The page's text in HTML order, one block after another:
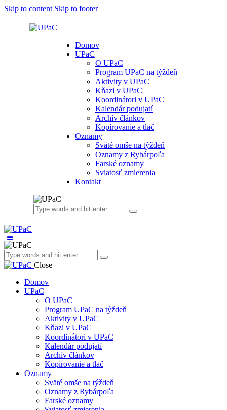
Skip to content Skip to footer
Domov
UPaC
O UPaC
Program UPaC na týždeň
Aktivity v UPaC
Kňazi v UPaC
Koordinátori v UPaC
Kalendár podujatí
Archív článkov
Kopírovanie a tlač
Oznamy
Sväté omše na týždeň
Oznamy z Rybárpoľa
Farské oznamy
Sviatosť zmierenia
Kontakt
Close
Domov
UPaC
O UPaC
Program UPaC na týždeň
Aktivity v UPaC
Kňazi v UPaC
Koordinátori v UPaC
Kalendár podujatí
Archív článkov
Kopírovanie a tlač
Oznamy
Sväté omše na týždeň
Oznamy z Rybárpoľa
Farské oznamy